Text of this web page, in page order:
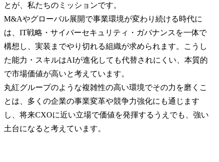
とが、私たちのミッションです。
M&Aやグローバル展開で事業環境が変わり続ける時代に
は、IT戦略・サイバーセキュリティ・ガバナンスを一体で
構想し、実装までやり切れる組織が求められます。こうし
た能力・スキルはAIが進化しても代替されにくい、本質的
で市場価値が高いと考えています。
丸紅グループのような複雑性の高い環境でその力を磨くこ
とは、多くの企業の事業変革や競争力強化にも通じます
し、将来CXOに近い立場で価値を発揮するうえでも、強い
土台になると考えています。